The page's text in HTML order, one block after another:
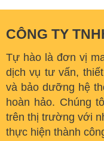
CÔNG TY
Tự hào là đơn vị
dịch vụ tư vấn,
và bảo dưỡng hệ
hoàn hảo. Chúng
trên thị trường với
thực hiện thành